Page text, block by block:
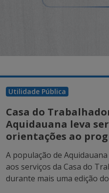
Utilidade Pública
Casa do
Aquidauana leva
orientações ao
A população de
aos serviços da Casa do
durante mais uma edição